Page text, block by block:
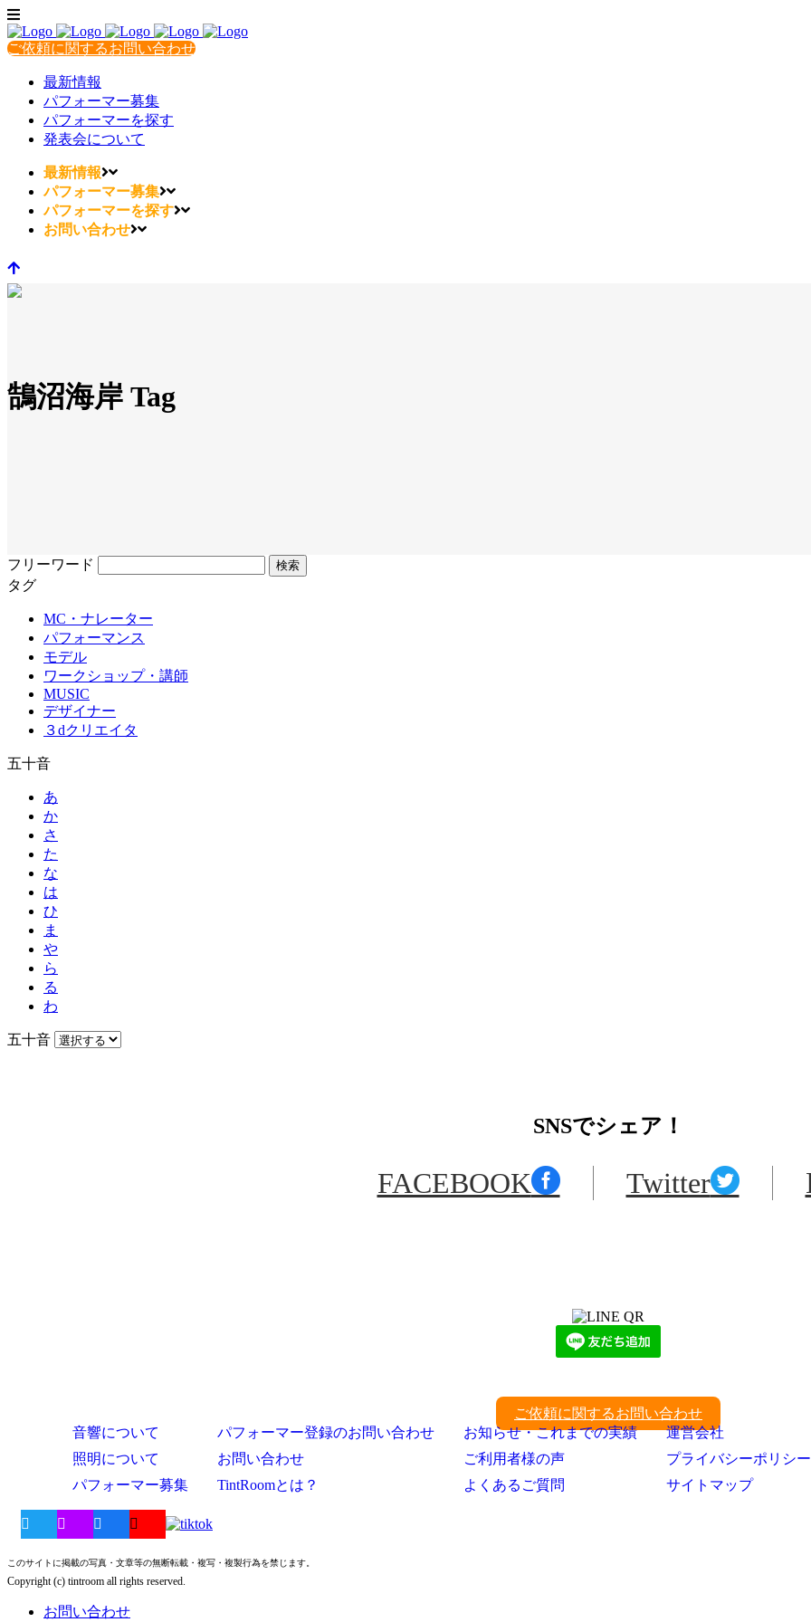
ご依頼に関するお問い合わせ
最新情報
パフォーマー募集
パフォーマーを探す
発表会について
最新情報
パフォーマー募集
パフォーマーを探す
お問い合わせ
鵠沼海岸 Tag
フリーワード
タグ
MC・ナレーター
パフォーマンス
モデル
ワークショップ・講師
MUSIC
デザイナー
３dクリエイタ
五十音
あ
か
さ
た
な
は
ひ
ま
や
ら
る
わ
五十音
SNSでシェア！
FACEBOOK Twitter
ご依頼に関するお問い合わせ
音響について
照明について
パフォーマー募集
パフォーマー登録のお問い合わせ
お問い合わせ
TintRoomとは？
お知らせ・これまでの実績
ご利用者様の声
よくあるご質問
運営会社
プライバシーポリシー
サイトマップ
このサイトに掲載の写真・文章等の無断転載・複写・複製行為を禁じます。
Copyright (c) tintroom all rights reserved.
お問い合わせ